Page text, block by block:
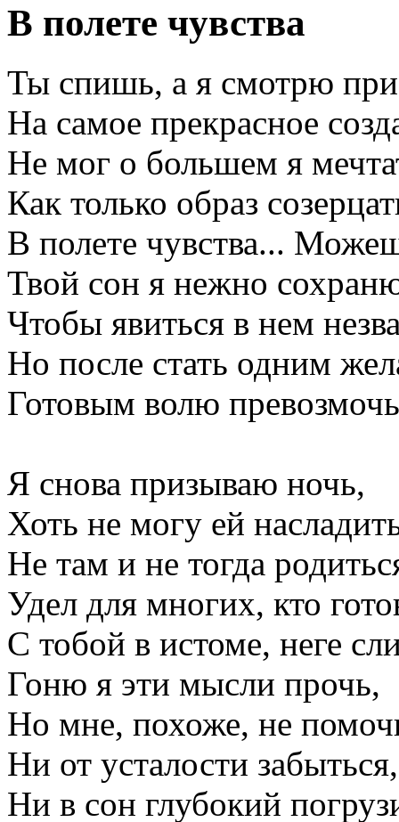
В полете чувства
Ты спишь, а я смотрю
На самое прекрасное
Не мог о большем я
Как только образ
В полете чувства...
Твой сон я нежно
Чтобы явиться в нем
Но после стать одним
Готовым волю
Я снова призываю ночь,
Хоть не могу ей
Не там и не тогда
Удел для многих, кто
С тобой в истоме, неге
Гоню я эти мысли прочь,
Но мне, похоже, не
Ни от усталости забыться,
Ни в сон глубокий